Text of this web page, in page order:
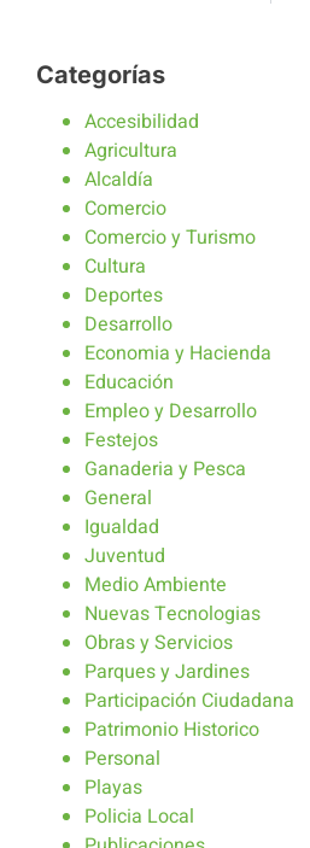
Categorías
Accesibilidad
Agricultura
Alcaldía
Comercio
Comercio y Turismo
Cultura
Deportes
Desarrollo
Economia y Hacienda
Educación
Empleo y Desarrollo
Festejos
Ganaderia y Pesca
General
Igualdad
Juventud
Medio Ambiente
Nuevas Tecnologias
Obras y Servicios
Parques y Jardines
Participación Ciudadana
Patrimonio Historico
Personal
Playas
Policia Local